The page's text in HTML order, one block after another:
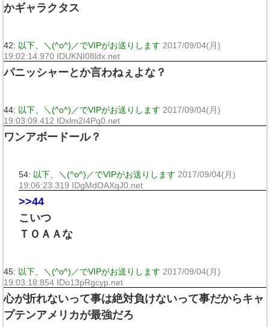
かギャラクタス
42: 以下、＼(^o^)／でVIPがお送りします 2017/09/04(月)
19:02:14.970 IDUKNI08ldx.net
パニッシャーとか言わねぇよな？
44: 以下、＼(^o^)／でVIPがお送りします 2017/09/04(月)
19:03:09.412 IDxlm2I4Pq0.net
ワンアボードール？
54: 以下、＼(^o^)／でVIPがお送りします 2017/09/04(月)
19:06:23.319 IDgMdOAXqJ0.net
>>44
こいつ
ＴＯＡＡな
45: 以下、＼(^o^)／でVIPがお送りします 2017/09/04(月)
19:03:18.854 IDo13pRgcyp.net
心が折れないって事は絶対負けないって事だからキャ
プテンアメリカが最強だろ